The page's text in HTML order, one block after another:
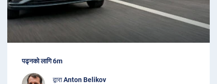
पढ्नको लागि 6m
द्वाराAnton Belikov